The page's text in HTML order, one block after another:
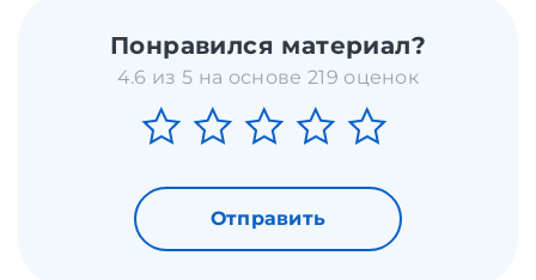
Понравился материал?
4.6 из 5 на основе 219 оценок
Отправить